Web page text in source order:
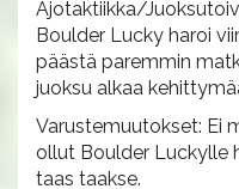
Ajotaktiikka/
Boulder Lucky haroi
päästä paremmin
juoksu alkaa
Varustemuutokset: Ei
ollut Boulder Luckylle
taas taakse.